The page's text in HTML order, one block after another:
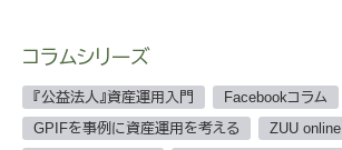
コラムシリーズ
『公益法人』資産運用入門
Facebookコラム
GPIFを事例に資産運用を考える
ZUU online